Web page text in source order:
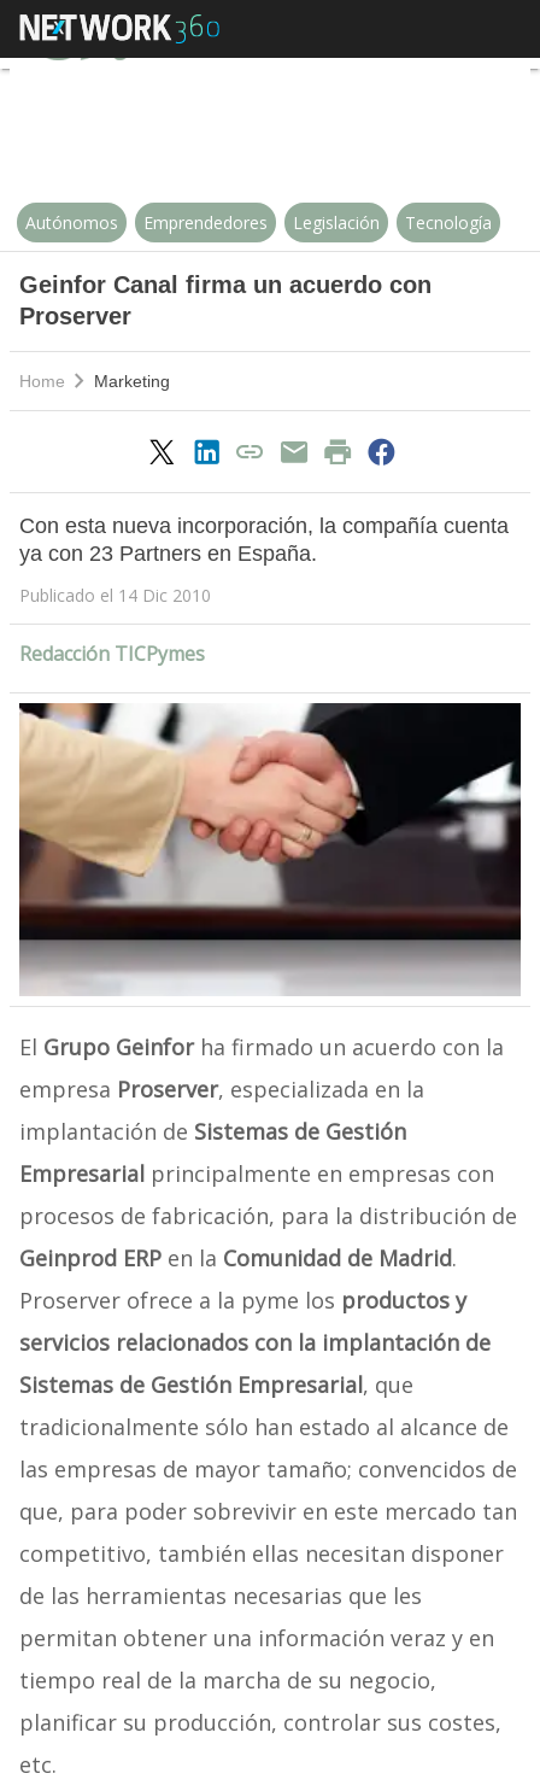
Geinfor Canal firma un acuerdo
Autónomos Emprendedores Legislación Tecnología
Geinfor Canal firma un acuerdo con
Proserver
Home Marketing
Con esta nueva incorporación, la compañía cuenta
ya con 23 Partners en España.
Publicado el 14 Dic 2010
Redacción TICPymes
El Grupo Geinforha firmado un acuerdo con la
empresa Proserver, especializada en la
implantación de Sistemas de Gestión
Empresarialprincipalmente en empresas con
procesos de fabricación, para la distribución de
Geinprod ERPen la Comunidad de Madrid.
Proserver ofrece a la pyme los productos y
servicios relacionados con la implantación de
Sistemas de Gestión Empresarial, que
tradicionalmente sólo han estado al alcance de
las empresas de mayor tamaño; convencidos de
que, para poder sobrevivir en este mercado tan
competitivo, también ellas necesitan disponer
de las herramientas necesarias que les
permitan obtener una información veraz y en
tiempo real de la marcha de su negocio,
planificar su producción, controlar sus costes,
etc.